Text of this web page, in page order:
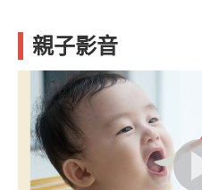
親子影音